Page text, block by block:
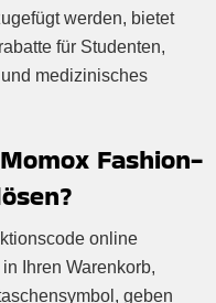
werden, bietet
für Studenten,
medizinisches
Fashion-
online
Ihren Warenkorb,
geben